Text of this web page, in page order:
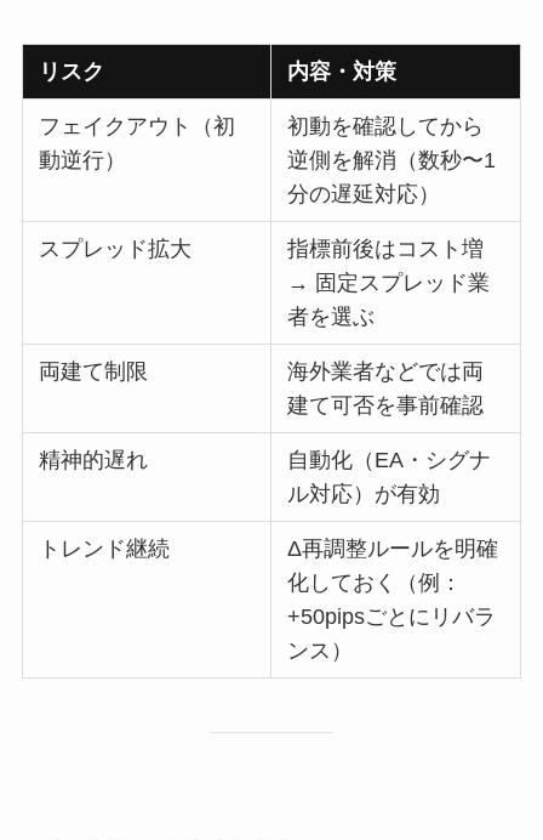
リスク 内容・対策
フェイクアウト（初
動逆行）
初動を確認してから
逆側を解消（数秒〜1
分の遅延対応）
スプレッド拡大
指標前後はコスト増
→ 固定スプレッド業
者を選ぶ
両建て制限
海外業者などでは両
建て可否を事前確認
精神的遅れ
自動化（EA・シグナ
ル対応）が有効
トレンド継続
Δ再調整ルールを明確
化しておく（例：
+50pipsごとにリバラ
ンス）